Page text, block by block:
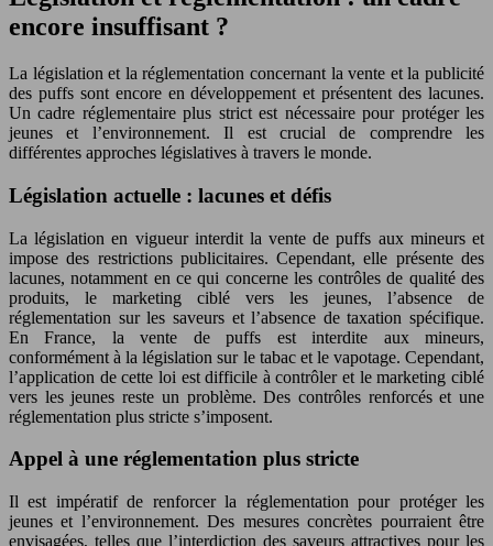
encore insuffisant ?
La législation et la réglementation concernant la vente et la publicité
des puffs sont encore en développement et présentent des lacunes.
Un cadre réglementaire plus strict est nécessaire pour protéger les
jeunes et l’environnement. Il est crucial de comprendre les
différentes approches législatives à travers le monde.
Législation actuelle : lacunes et défis
La législation en vigueur interdit la vente de puffs aux mineurs et
impose des restrictions publicitaires. Cependant, elle présente des
lacunes, notamment en ce qui concerne les contrôles de qualité des
produits, le marketing ciblé vers les jeunes, l’absence de
réglementation sur les saveurs et l’absence de taxation spécifique.
En France, la vente de puffs est interdite aux mineurs,
conformément à la législation sur le tabac et le vapotage. Cependant,
l’application de cette loi est difficile à contrôler et le marketing ciblé
vers les jeunes reste un problème. Des contrôles renforcés et une
réglementation plus stricte s’imposent.
Appel à une réglementation plus stricte
Il est impératif de renforcer la réglementation pour protéger les
jeunes et l’environnement. Des mesures concrètes pourraient être
envisagées, telles que l’interdiction des saveurs attractives pour les